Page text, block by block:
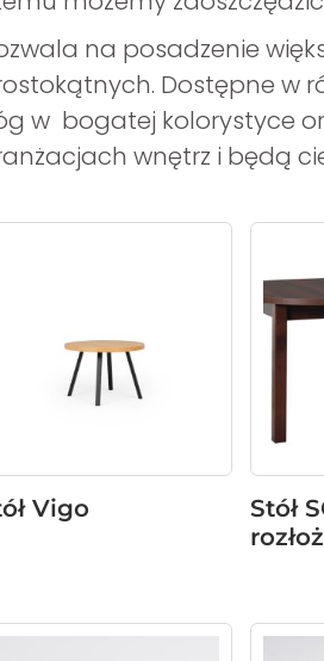
na posadzenie
Dostępne w
w bogatej kolorystyce
wnętrz i będą
Vigo
Stół